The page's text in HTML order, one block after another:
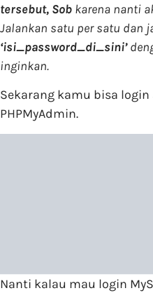
tersebut, Sob karena nanti
Jalankan satu per satu dan
‘isi_password_di_sini’
inginkan.
Sekarang kamu bisa
PHPMyAdmin.
Nanti kalau mau login